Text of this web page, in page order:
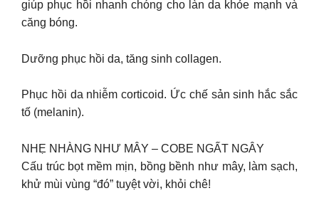
giúp phục hồi nhanh chóng cho làn da khỏe mạnh và
căng bóng.
Dưỡng phục hồi da, tăng sinh collagen.
Phục hồi da nhiễm corticoid. Ức chế sản sinh hắc sắc
tố (melanin).
NHẸ NHÀNG NHƯ MÂY – COBE NGẤT NGÂY
Cấu trúc bọt mềm mịn, bồng bềnh như mây, làm sạch,
khử mùi vùng “đó” tuyệt vời, khỏi chê!